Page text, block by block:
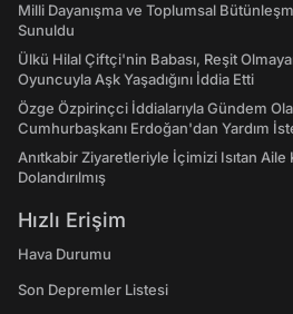
Milli Dayanışma ve Toplumsal
Sunuldu
Ülkü Hilal Çiftçi'nin Babası, Reşit
Oyuncuyla Aşk Yaşadığını İddia Etti
Özge Özpirinçci İddialarıyla Gündem
Cumhurbaşkanı Erdoğan'dan Yardım
Anıtkabir Ziyaretleriyle İçimizi Isıtan Aile
Dolandırılmış
Hızlı Erişim
Hava Durumu
Son Depremler Listesi